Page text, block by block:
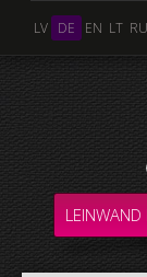
LV DE EN LT RU
LEINWAND
COLLAGE